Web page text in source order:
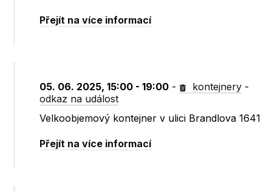
Přejít na více informací
05. 06. 2025, 15:00 - 19:00 - kontejnery -
odkaz na událost
Velkoobjemový kontejner v ulici Brandlova 1641
Přejít na více informací